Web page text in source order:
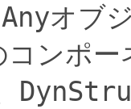
オブ
コンポ